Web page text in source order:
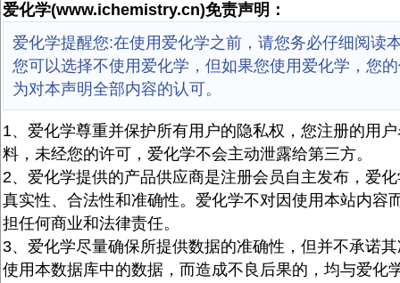
爱化学(www.ichemistry.cn)免责声明：
爱化学提醒您:在使用爱化学之前，请您务必仔细阅读
您可以选择不使用爱化学，但如果您使用爱化学，您
为对本声明全部内容的认可。
1、爱化学尊重并保护所有用户的隐私权，您注册的用
料，未经您的许可，爱化学不会主动泄露给第三方。
2、爱化学提供的产品供应商是注册会员自主发布，爱
真实性、合法性和准确性。爱化学不对因使用本站内容
担任何商业和法律责任。
3、爱化学尽量确保所提供数据的准确性，但并不承诺
使用本数据库中的数据，而造成不良后果的，均与爱化